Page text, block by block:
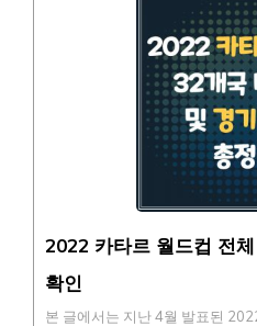
2022 카타르 월드컵 전
확인
본 글에서는 지난 4월 발표된